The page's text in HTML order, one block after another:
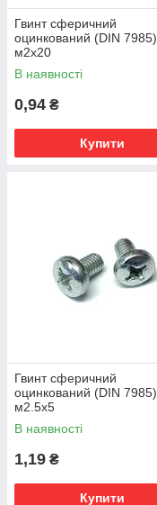
Гвинт сферичний
оцинкований (DIN 7985)
м2х20
В наявності
0,94 ₴
Купити
Гвинт сферичний
оцинкований (DIN 7985)
м2.5х5
В наявності
1,19 ₴
Купити